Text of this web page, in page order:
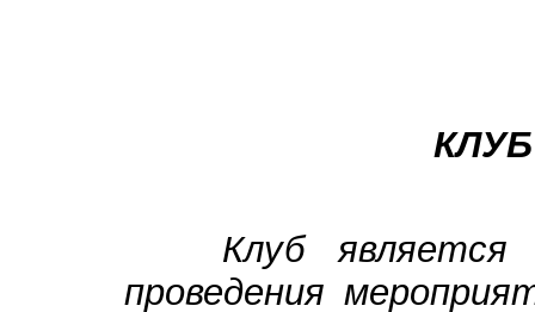
Клуб является
проведения